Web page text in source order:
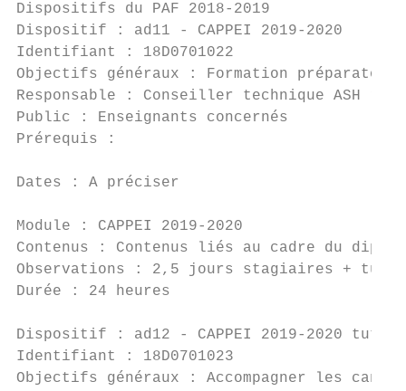
Dispositifs du PAF 2018-2019
Dispositif : ad11 - CAPPEI 2019-2020
Identifiant : 18D0701022
Objectifs généraux : Formation
Responsable : Conseiller technique ASH
Public : Enseignants concernés
Prérequis :
Dates : A préciser
Module : CAPPEI 2019-2020
Contenus : Contenus liés au cadre du
Observations : 2,5 jours stagiaires +
Durée : 24 heures
Dispositif : ad12 - CAPPEI 2019-2020
Identifiant : 18D0701023
Objectifs généraux : Accompagner les